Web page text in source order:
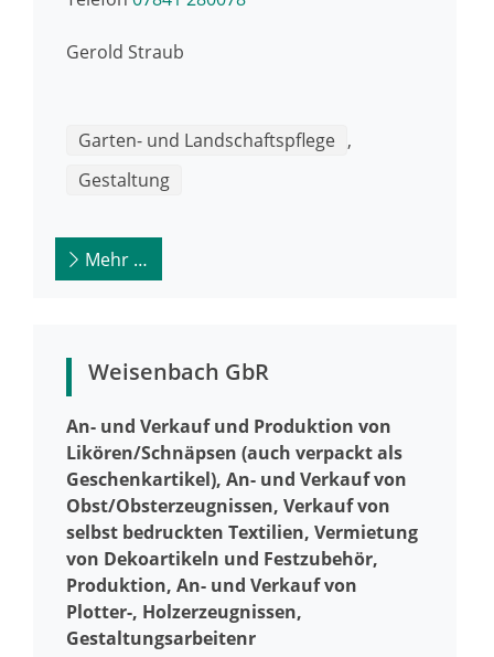
Gerold Straub
Garten- und Landschaftspflege ,
Gestaltung
Mehr …
Weisenbach GbR
An- und Verkauf und Produktion von
Likören/Schnäpsen (auch verpackt als
Geschenkartikel), An- und Verkauf von
Obst/Obsterzeugnissen, Verkauf von
selbst bedruckten Textilien, Vermietung
von Dekoartikeln und Festzubehör,
Produktion, An- und Verkauf von
Plotter-, Holzerzeugnissen,
Gestaltungsarbeitenr